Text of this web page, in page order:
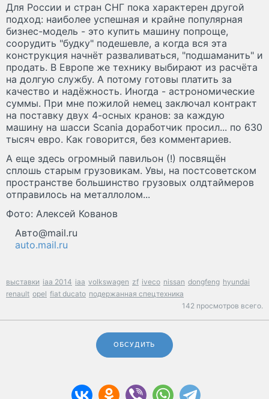
Для России и стран СНГ пока характерен другой
подход: наиболее успешная и крайне популярная
бизнес-модель - это купить машину попроще,
соорудить "будку" подешевле, а когда вся эта
конструкция начнёт разваливаться, "подшаманить" и
продать. В Европе же технику выбирают из расчёта
на долгую службу. А потому готовы платить за
качество и надёжность. Иногда - астрономические
суммы. При мне пожилой немец заключал контракт
на поставку двух 4-осных кранов: за каждую
машину на шасси Scania доработчик просил... по 630
тысяч евро. Как говорится, без комментариев.
А еще здесь огромный павильон (!) посвящён
сплошь старым грузовикам. Увы, на постсоветском
пространстве большинство грузовых олдтаймеров
отправилось на металлолом...
Фото: Алексей Кованов
Авто@mail.ru
auto.mail.ru
выставки iaa 2014 iaa volkswagen zf iveco nissan dongfeng hyundai
renault opel fiat ducato подержанная спецтехника
142 просмотров всего.
ОБСУДИТЬ